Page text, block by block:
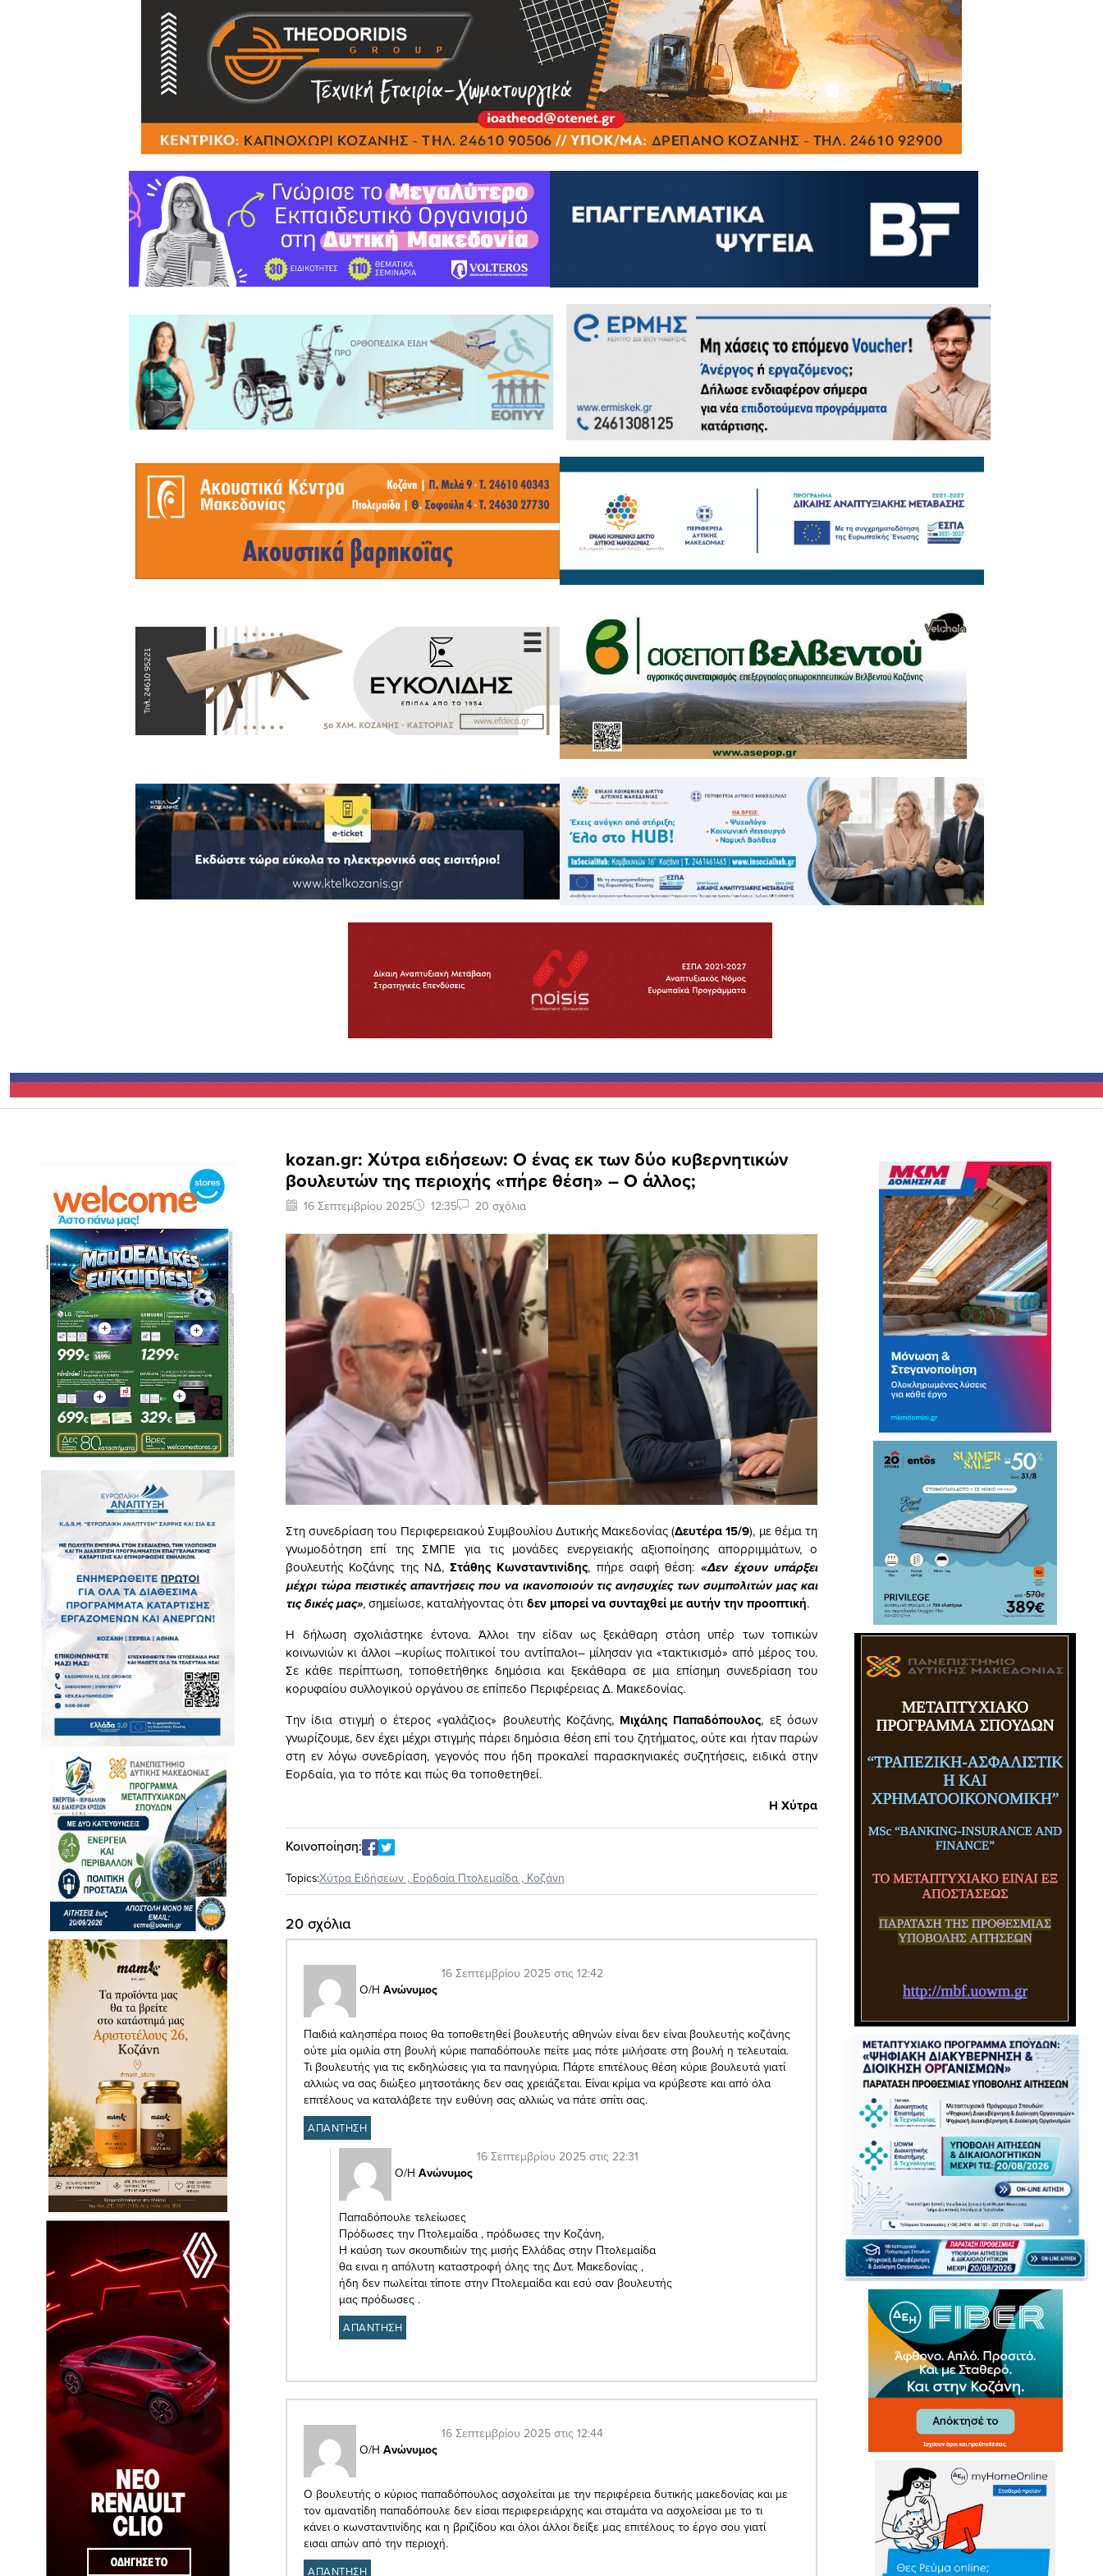
kozan.gr: Xύτρα ειδήσεων: Ο ένας εκ των δύο κυβερνητικών
βουλευτών της περιοχής «πήρε θέση» – Ο άλλος;
16 Σεπτεμβρίου 2025 12:35 20 σχόλια
Στη συνεδρίαση του Περιφερειακού Συμβουλίου Δυτικής Μακεδονίας (Δευτέρα 15/9), με θέμα τη
γνωμοδότηση επί της ΣΜΠΕ για τις μονάδες ενεργειακής αξιοποίησης απορριμμάτων, ο
βουλευτής Κοζάνης της ΝΔ,Στάθης Κωνσταντινίδης, πήρε σαφή θέση: «Δεν έχουν υπάρξει
μέχρι τώρα πειστικές απαντήσεις που να ικανοποιούν τις ανησυχίες των συμπολιτών μας και
τις δικές μας»,σημείωσε, καταλήγοντας ότιδεν μπορεί να συνταχθεί με αυτήν την προοπτική.
Η δήλωση σχολιάστηκε έντονα. Άλλοι την είδαν ως ξεκάθαρη στάση υπέρ των τοπικών
κοινωνιών κι άλλοι –κυρίως πολιτικοί του αντίπαλοι– μίλησαν για «τακτικισμό» από μέρος του.
Σε κάθε περίπτωση, τοποθετήθηκε δημόσια και ξεκάθαρα σε μια επίσημη συνεδρίαση του
κορυφαίου συλλογικού οργάνου σε επίπεδο Περιφέρειας Δ. Μακεδονίας.
Την ίδια στιγμή ο έτερος «γαλάζιος» βουλευτής Κοζάνης, Μιχάλης Παπαδόπουλος, εξ όσων
γνωρίζουμε, δεν έχει μέχρι στιγμής πάρει δημόσια θέση επί του ζητήματος, ούτε και ήταν παρών
στη εν λόγω συνεδρίαση, γεγονός που ήδη προκαλεί παρασκηνιακές συζητήσεις, ειδικά στην
Εορδαία, για το πότε και πώς θα τοποθετηθεί.
Η Χύτρα
Κοινοποίηση:
Topics:Xύτρα Ειδήσεων , Εορδαία Πτολεμαΐδα , Κοζάνη
20 σχόλια
Ο/Η Ανώνυμος
16 Σεπτεμβρίου 2025 στις 12:42
Παιδιά καλησπέρα ποιος θα τοποθετηθεί βουλευτής αθηνών είναι δεν είναι βουλευτής κοζάνης
ούτε μία ομιλία στη βουλή κύριε παπαδόπουλε πείτε μας πότε μιλήσατε στη βουλή η τελευταία.
Τι βουλευτής για τις εκδηλώσεις για τα πανηγύρια. Πάρτε επιτέλους θέση κύριε βουλευτά γιατί
αλλιώς να σας διώξεο μητσοτάκης δεν σας χρειάζεται. Είναι κρίμα να κρύβεστε και από όλα
επιτέλους να καταλάβετε την ευθύνη σας αλλιώς να πάτε σπίτι σας.
ΑΠΑΝΤΗΣΗ
Ο/Η Ανώνυμος
16 Σεπτεμβρίου 2025 στις 22:31
Παπαδόπουλε τελείωσες
Πρόδωσες την Πτολεμαίδα , πρόδωσες την Κοζάνη,
Η καύση των σκουπιδιών της μισής Ελλάδας στην Πτολεμαίδα
θα ειναι η απόλυτη καταστροφή όλης της Δυτ. Μακεδονίας ,
ήδη δεν πωλείται τίποτε στην Πτολεμαίδα και εσύ σαν βουλευτής
μας πρόδωσες .
ΑΠΑΝΤΗΣΗ
Ο/Η Ανώνυμος
16 Σεπτεμβρίου 2025 στις 12:44
Ο βουλευτής ο κύριος παπαδόπουλος ασχολείται με την περιφέρεια δυτικής μακεδονίας και με
τον αμανατίδη παπαδόπουλε δεν είσαι περιφερειάρχης και σταμάτα να ασχολείσαι με το τι
κάνει ο κωνσταντινίδης και η βριζίδου και όλοι άλλοι δείξε μας επιτέλους το έργο σου γιατί
εισαι απών από την περιοχή.
ΑΠΑΝΤΗΣΗ